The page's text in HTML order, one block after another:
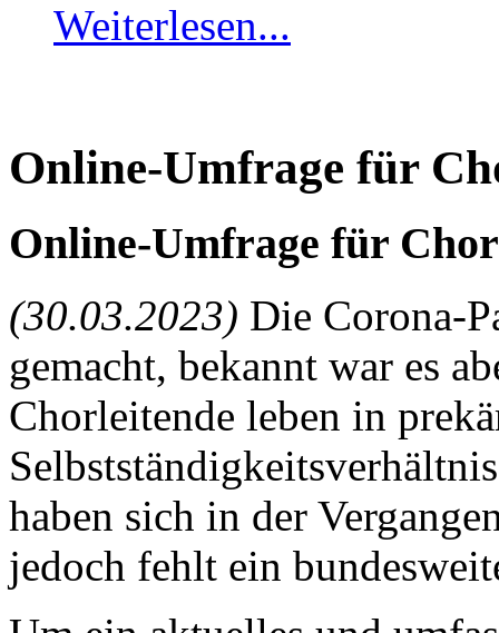
Weiterlesen...
Online-Umfrage für
Online-Umfrage für
(30.03.2023) Die Corona-
gemacht, bekannt war es
Chorleitende leben in
haben sich in der
jedoch fehlt ein